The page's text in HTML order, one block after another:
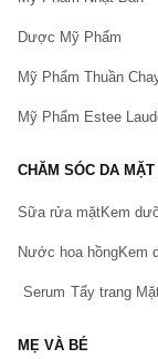
Bạn gặp vấn
Hãy báo lỗi cho
Dược Mỹ Phẩm
Mỹ Phẩm Thuần
Mỹ Phẩm Estee
CHĂM SÓC DA MẶT
Sữa rửa mặtKem
Nước hoa hồngKem
Serum Tẩy trang
MẸ VÀ BÉ